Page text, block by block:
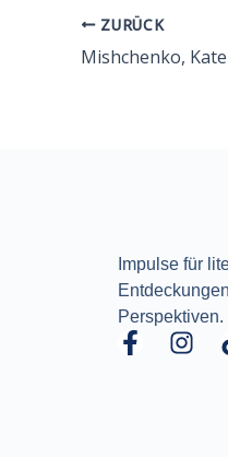
ZURÜCK
Mishchenko,
Impulse für
Perspektiven.
F
a
I
n